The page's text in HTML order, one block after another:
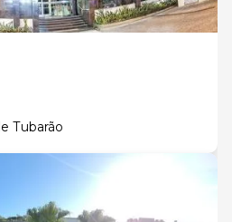
Tubarão